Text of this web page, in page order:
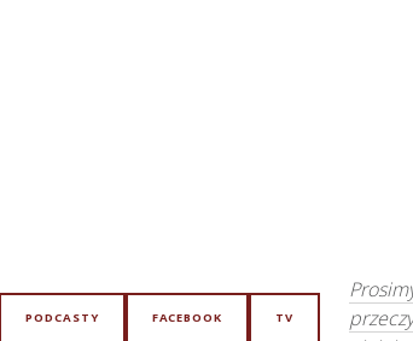
PODCASTY FACEBOOK TV